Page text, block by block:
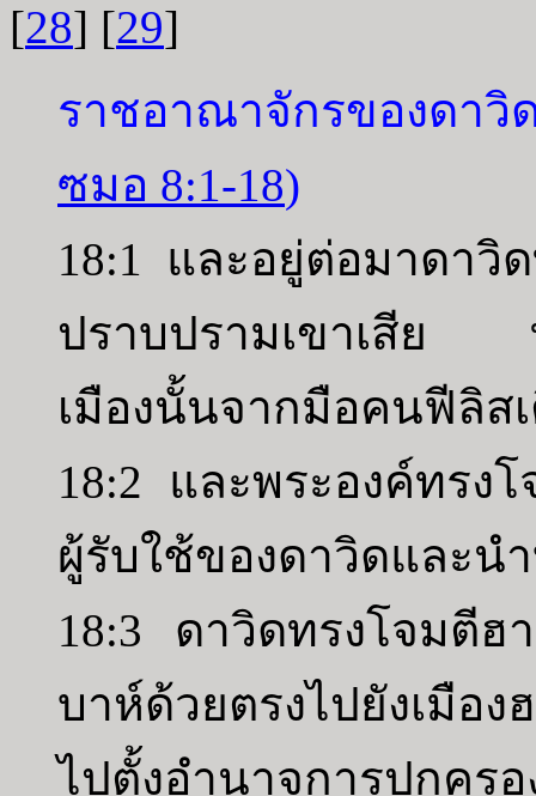
[28] [29]
ราชอาณาจักรของดา
ซมอ 8:1-18)
18:1 และอยู่ต่อมาดาวิ
ปราบปรามเขาเสีย
เมืองนั้นจากมือคนฟีลิส
18:2 และพระองค์ทรง
ผู้รับใช้ของดาวิดและน
18:3 ดาวิดทรงโจมตีฮ
บาห์ด้วยตรงไปยังเมือ
ไปตั้งอำนาจการปกคร